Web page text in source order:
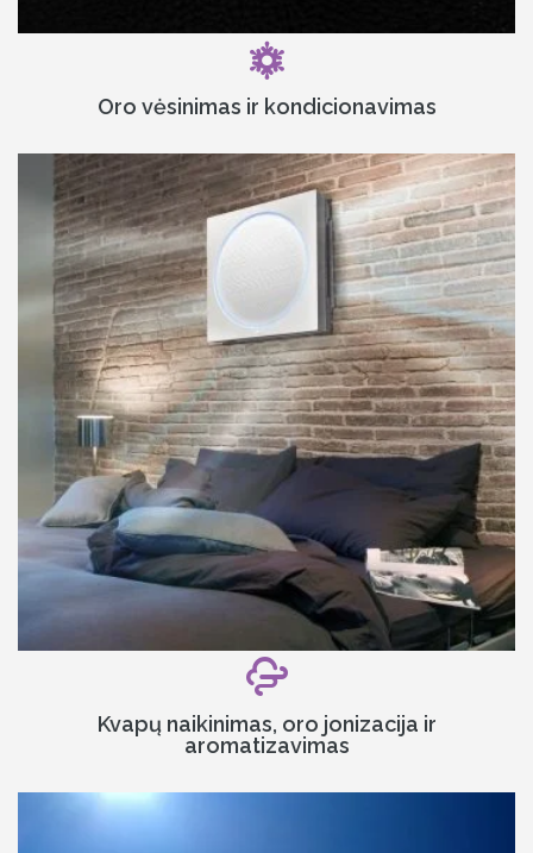
Oro vėsinimas ir kondicionavimas
Kvapų naikinimas, oro jonizacija ir
aromatizavimas